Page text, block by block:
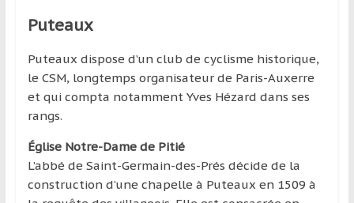
Puteaux
Puteaux dispose d’un club de cyclisme historique,
le CSM, longtemps organisateur de Paris-Auxerre
et qui compta notamment Yves Hézard dans ses
rangs.
Église Notre-Dame de Pitié
L’abbé de Saint-Germain-des-Prés décide de la
construction d’une chapelle à Puteaux en 1509 à